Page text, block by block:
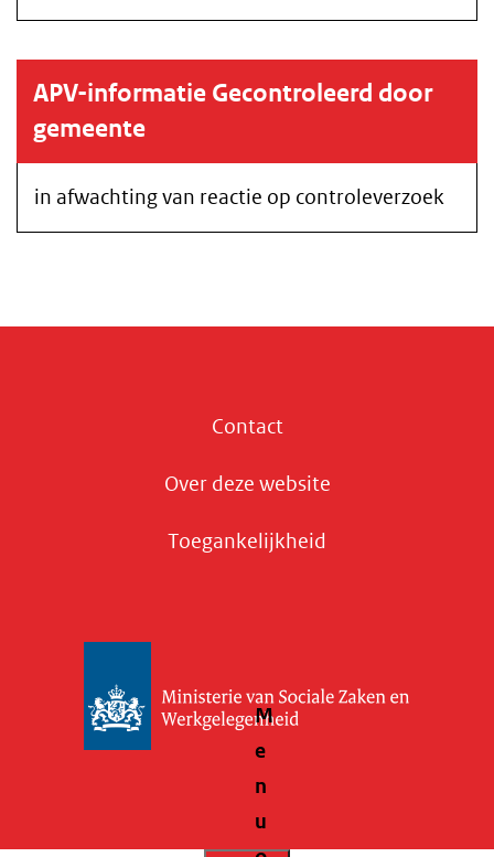
M
e
n
u
APV-informatie Gecontroleerd door
gemeente
in afwachting van reactie op controleverzoek
Contact
Over deze website
Toegankelijkheid